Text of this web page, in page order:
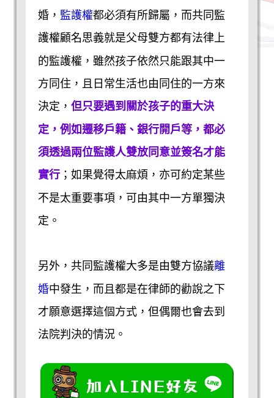
婚， 監護權都必須有所歸屬，而共同監
護權顧名思義就是父母雙方都有法律上
的監護權，雖然孩子依然只能跟其中一
方同住，且日常生活也由同住的一方來
決定，但只要遇到關於孩子的重大決
定，例如遷移戶籍、銀行開戶等，都必
須透過兩位監護人雙放同意並簽名才能
實行 ；如果覺得太麻煩，亦可約定某些
不是太重要事項，可由其中一方單獨決
定。
另外，共同監護權大多是由雙方協議離
婚中發生，而且都是在律師的勸說之下
才願意選擇這個方式，但偶爾也會去到
法院判決的情況。